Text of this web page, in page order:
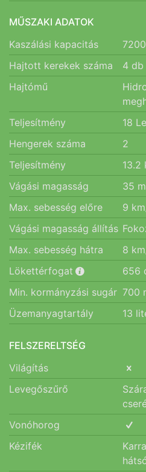
MŰSZAKI ADATOK
Kaszálási kapacitás
7200
Hajtott kerekek száma
4 db
Hajtómű
Teljesítmény
18 Le
Hengerek száma
2
Teljesítmény
13.2
Vágási magasság
35
Max. sebesség előre
9
Vágási magasság állítás
Max. sebesség hátra
8
Lökettérfogat
656
Min. kormányzási sugár 700
Üzemanyagtartály
13
FELSZERELTSÉG
Világítás
Levegőszűrő
Vonóhorog
Kézifék